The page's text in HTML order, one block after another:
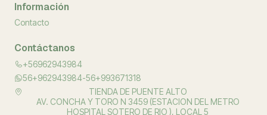
Información
Contacto
Contáctanos
+56962943984
56+962943984-56+993671318
TIENDA DE PUENTE ALTO
AV. CONCHA Y TORO N 3459 (ESTACION DEL METRO
HOSPITAL SOTERO DE RIO ), LOCAL 5